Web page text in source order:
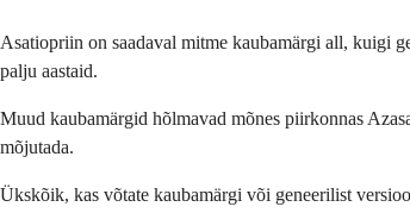
Asatiopriin on saadaval mitme kaubamärgi all, kuigi
palju aastaid.
Muud kaubamärgid hõlmavad mõnes piirkonnas
mõjutada.
Ükskõik, kas võtate kaubamärgi või geneerilist